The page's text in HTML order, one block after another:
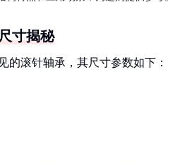
寸揭秘
的滚针轴承，其尺寸参数如下：